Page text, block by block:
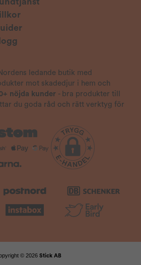
ledande butik med
mot skadedjur i hem och
nöjda kunder - bra produkter till
du goda råd och rätt verktyg för
© 2026 Stick AB